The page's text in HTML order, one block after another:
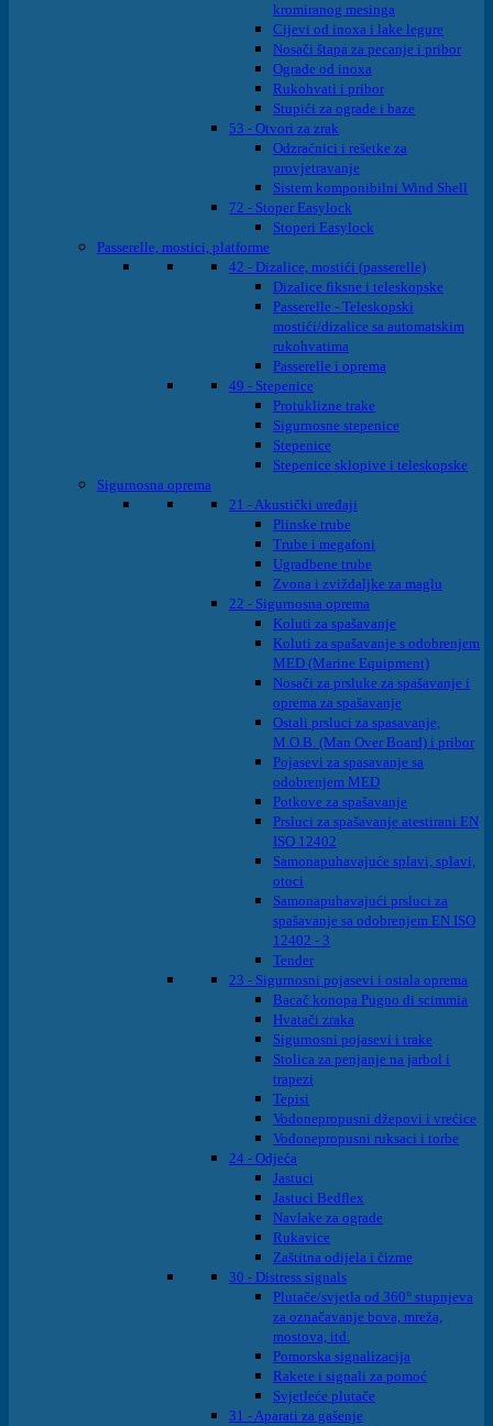
kromiranog mesinga
Cijevi od inoxa i lake legure
Nosači štapa za pecanje i pribor
Ograde od inoxa
Rukohvati i pribor
Stupići za ograde i baze
53 - Otvori za zrak
Odzračnici i rešetke za
provjetravanje
Sistem komponibilni Wind Shell
72 - Stoper Easylock
Stoperi Easylock
Passerelle, mostici, platforme
42 - Dizalice, mostići (passerelle)
Dizalice fiksne i teleskopske
Passerelle - Teleskopski
mostići/dizalice sa automatskim
rukohvatima
Passerelle i oprema
49 - Stepenice
Protuklizne trake
Sigurnosne stepenice
Stepenice
Stepenice sklopive i teleskopske
Sigurnosna oprema
21 - Akustički uređaji
Plinske trube
Trube i megafoni
Ugradbene trube
Zvona i zviždaljke za maglu
22 - Sigurnosna oprema
Koluti za spašavanje
Koluti za spašavanje s odobrenjem
MED (Marine Equipment)
Nosači za prsluke za spašavanje i
oprema za spašavanje
Ostali prsluci za spasavanje,
M.O.B. (Man Over Board) i pribor
Pojasevi za spasavanje sa
odobrenjem MED
Potkove za spašavanje
Prsluci za spašavanje atestirani EN
ISO 12402
Samonapuhavajuće splavi, splavi,
otoci
Samonapuhavajući prsluci za
spašavanje sa odobrenjem EN ISO
12402 - 3
Tender
23 - Sigurnosni pojasevi i ostala oprema
Bacač konopa Pugno di scimmia
Hvatači zraka
Sigurnosni pojasevi i trake
Stolica za penjanje na jarbol i
trapezi
Tepisi
Vodonepropusni džepovi i vrećice
Vodonepropusni ruksaci i torbe
24 - Odjeća
Jastuci
Jastuci Bedflex
Navlake za ograde
Rukavice
Zaštitna odijela i čizme
30 - Distress signals
Plutače/svjetla od 360° stupnjeva
za označavanje bova, mreža,
mostova, itd.
Pomorska signalizacija
Rakete i signali za pomoć
Svjetleće plutače
31 - Aparati za gašenje